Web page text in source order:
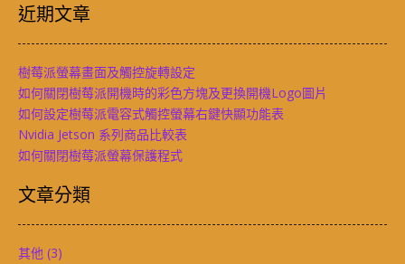
近期文章
樹莓派螢幕畫面及觸控旋轉設定
如何關閉樹莓派開機時的彩色方塊及更換開機Logo圖片
如何設定樹莓派電容式觸控螢幕右鍵快顯功能表
Nvidia Jetson 系列商品比較表
如何關閉樹莓派螢幕保護程式
文章分類
其他 (3)